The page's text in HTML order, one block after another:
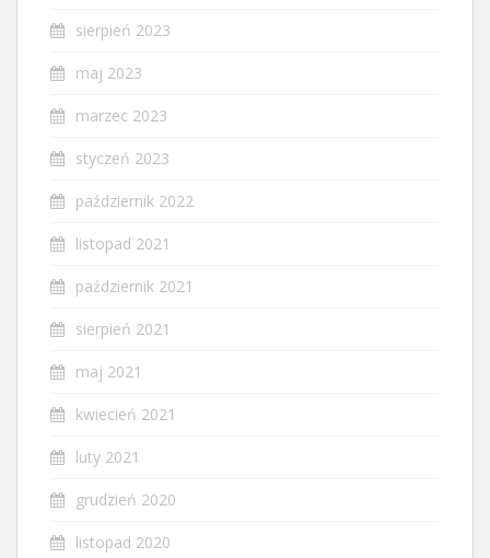
sierpień 2023
maj 2023
marzec 2023
styczeń 2023
październik 2022
listopad 2021
październik 2021
sierpień 2021
maj 2021
kwiecień 2021
luty 2021
grudzień 2020
listopad 2020